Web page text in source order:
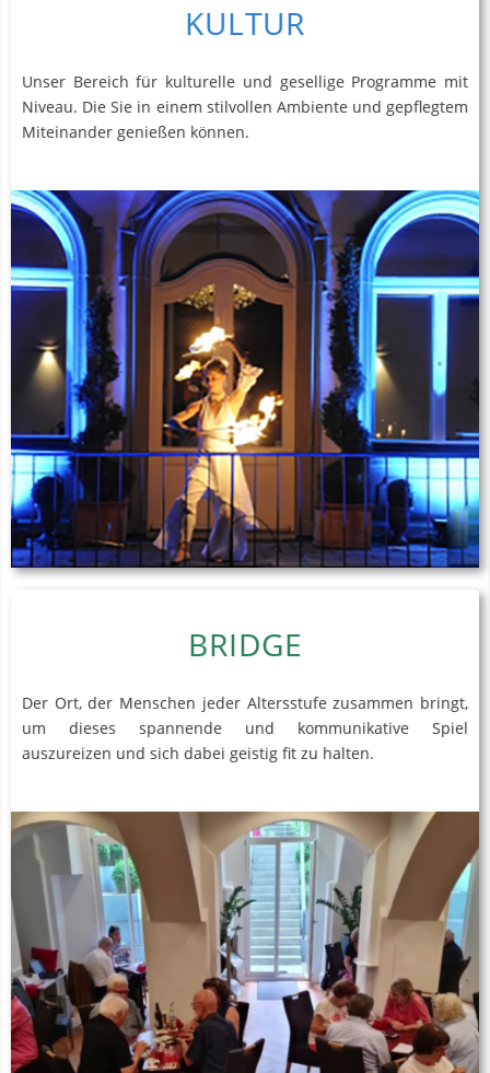
KULTUR
Unser Bereich für kulturelle und gesellige Programme mit
Niveau. Die Sie in einem stilvollen Ambiente und gepflegtem
Miteinander genießen können.
Zum Kulturbereich
BRIDGE
Der Ort, der Menschen jeder Altersstufe zusammen bringt,
um dieses spannende und kommunikative Spiel
auszureizen und sich dabei geistig fit zu halten.
Zur Bridgeabteilung